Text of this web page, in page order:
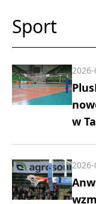
Sport
w